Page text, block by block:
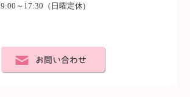
9:00～17:30（日曜定休)